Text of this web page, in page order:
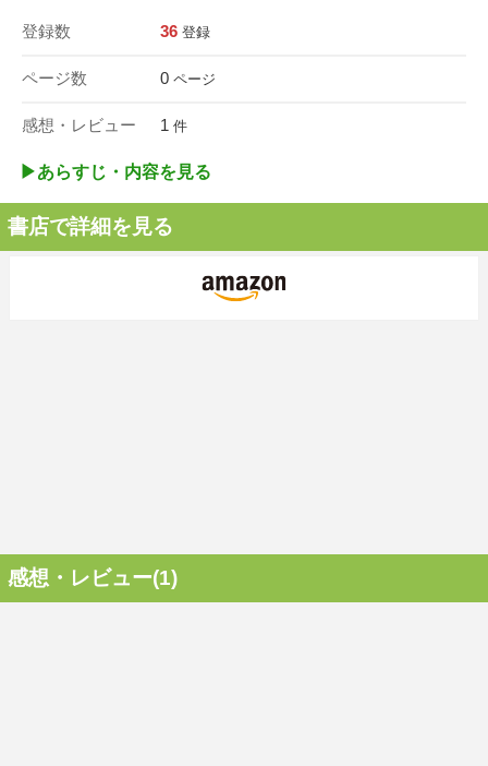
登録数 36 登録
ページ数 0 ページ
感想・レビュー 1 件
▶︎あらすじ・内容を見る
書店で詳細を見る
感想・レビュー(1)